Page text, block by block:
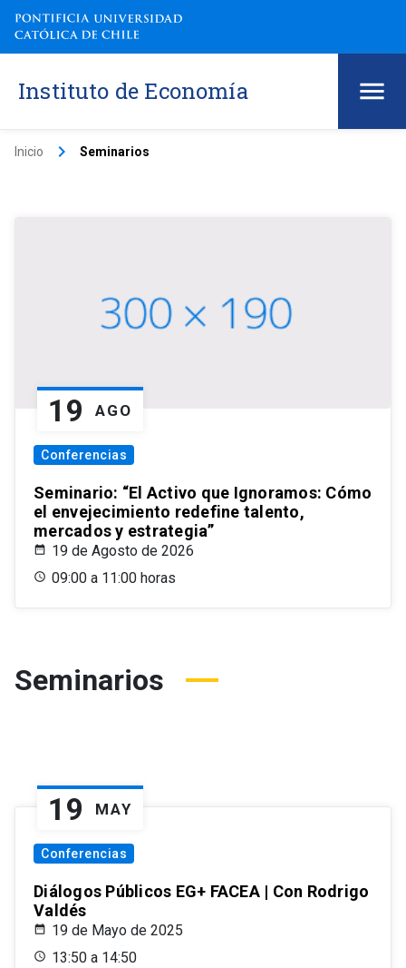
Instituto de Economía
Inicio keyboard_arrow_right Seminarios
19 AGO
Conferencias
Seminario: “El Activo que Ignoramos: Cómo
el envejecimiento redefine talento,
mercados y estrategia”
19 de Agosto de 2026
09:00 a 11:00 horas
Seminarios
19 MAY
Conferencias
Diálogos Públicos EG+ FACEA | Con Rodrigo
Valdés
19 de Mayo de 2025
13:50 a 14:50